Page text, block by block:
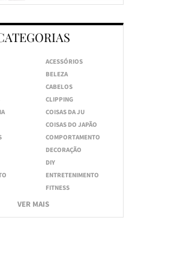
ACESSÓRIOS
BELEZA
CABELOS
CLIPPING
COISAS DA JU
COISAS DO JAPÃO
COMPORTAMENTO
DECORAÇÃO
DIY
ENTRETENIMENTO
FITNESS
VER MAIS